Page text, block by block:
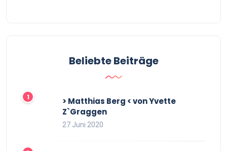
Beliebte Beiträge
> Matthias Berg < von Yvette
Z`Graggen
27 Juni 2020